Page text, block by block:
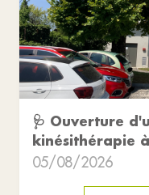
🩺 Ouverture
kinésithérapie
05/08/2026